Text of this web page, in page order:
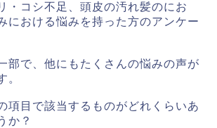
・コシ不足、頭皮の汚れ髪のにお
における悩みを持った方のアンケー
部で、他にもたくさんの悩みの声が
。
項目で該当するものがどれくらいあ
か？